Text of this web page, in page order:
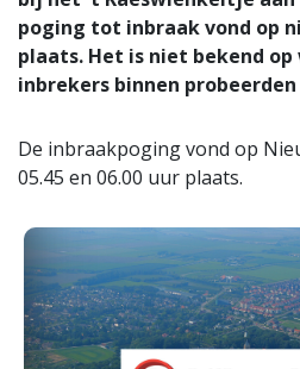
poging tot inbraak vond op
plaats. Het is niet bekend
inbrekers binnen
De inbraakpoging vond op
05.45 en 06.00 uur plaats.